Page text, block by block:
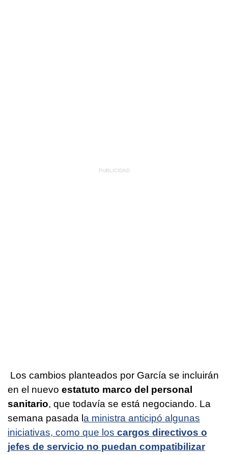
Los cambios planteados por García se incluirán
en el nuevo estatuto marco del personal
sanitario, que todavía se está negociando. La
semana pasada l a ministra anticipó algunas
iniciativas, como que los cargos directivos o
jefes de servicio no puedan compatibilizar